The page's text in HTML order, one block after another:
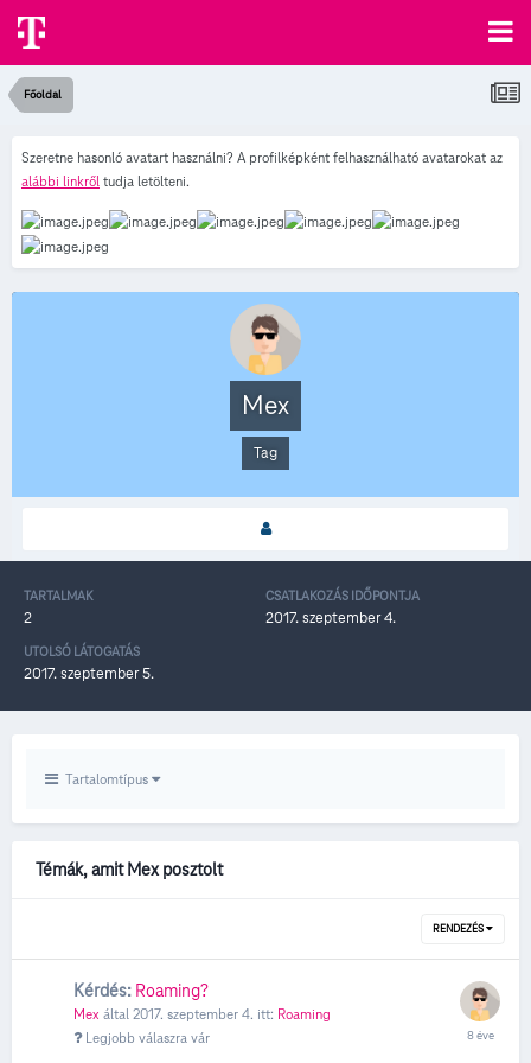
Főoldal
Szeretne hasonló avatart használni? A profilképként felhasználható avatarokat az
alábbi linkről tudja letölteni.
Mex
Tag
TARTALMAK
2
CSATLAKOZÁS IDŐPONTJA
2017. szeptember 4.
UTOLSÓ LÁTOGATÁS
2017. szeptember 5.
Tartalomtípus
Témák, amit Mex posztolt
RENDEZÉS
Kérdés: Roaming?
Mex által 2017. szeptember 4. itt: Roaming
Legjobb válaszra vár